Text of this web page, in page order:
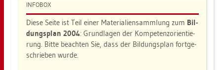
IN­FO­BOX
Diese Seite ist Teil einer Ma­te­ria­li­en­samm­lung zum Bil­
dungs­plan 2004: Grund­la­gen der Kom­pe­tenz­ori­en­tie­
rung. Bitte be­ach­ten Sie, dass der Bil­dungs­plan fort­ge­
schrie­ben wurde.